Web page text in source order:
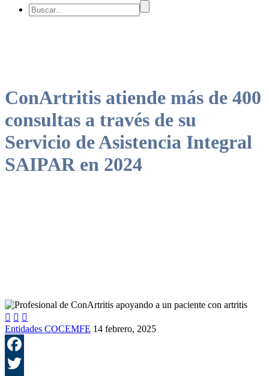
ConArtritis atiende más de 400
consultas a través de su
Servicio de Asistencia Integral
SAIPAR en 2024
  
Entidades COCEMFE 14 febrero, 2025